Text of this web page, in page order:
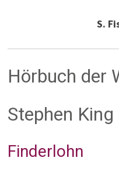
S.
Hörbuch der
Stephen King
Finderlohn